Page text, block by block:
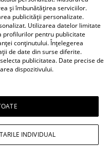
și îmbunătățirea serviciilor.
publicității personalizate.
Utilizarea datelor limitate
profilurilor pentru publicitate
conținutului. Înțelegerea
de date din surse diferite.
publicitatea. Date precise de
dispozitivului.
INDIVIDUAL